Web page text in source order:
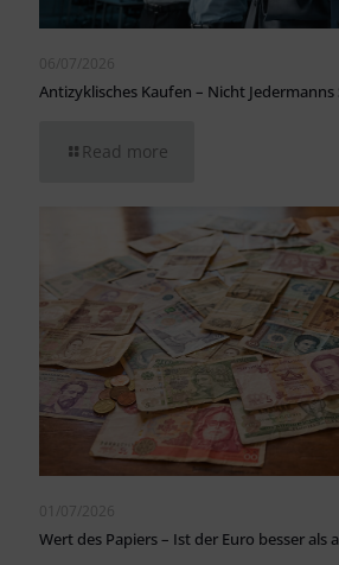
06/07/2026
Antizyklisches Kaufen – Nicht Jedermanns
Read more
01/07/2026
Wert des Papiers – Ist der Euro besser als